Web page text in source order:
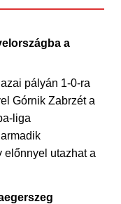
a
pályán 1-0-ra
Górnik Zabrzét a
liga
előnnyel utazhat a